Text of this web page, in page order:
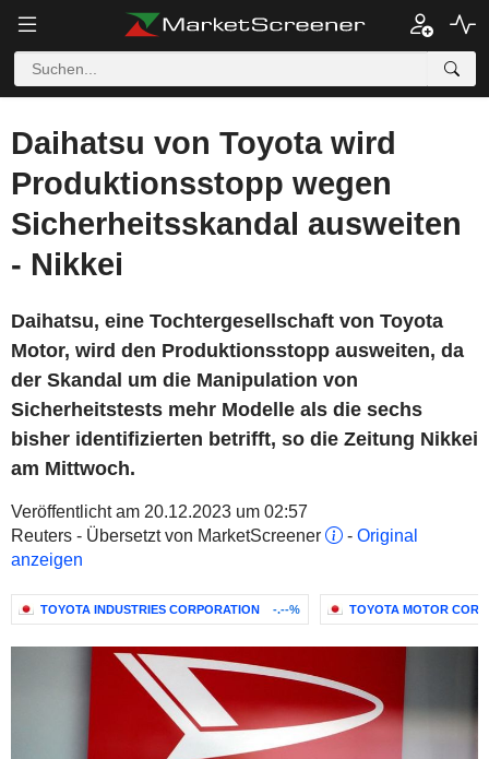
Daihatsu von Toyota wird
Produktionsstopp wegen
Sicherheitsskandal ausweiten
- Nikkei
Daihatsu, eine Tochtergesellschaft von Toyota
Motor, wird den Produktionsstopp ausweiten, da
der Skandal um die Manipulation von
Sicherheitstests mehr Modelle als die sechs
bisher identifizierten betrifft, so die Zeitung Nikkei
am Mittwoch.
Veröffentlicht am 20.12.2023 um 02:57
Reuters - Übersetzt von MarketScreener
- Original
anzeigen
TOYOTA INDUSTRIES CORPORATION -.--% TOYOTA MOTOR